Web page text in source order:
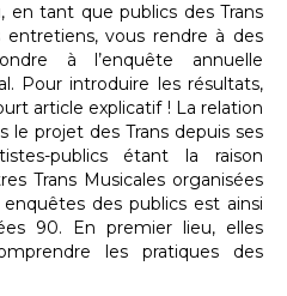
en tant que publics des Trans
entretiens, vous rendre à des
à l’enquête annuelle
Pour introduire les résultats,
article explicatif ! La relation
le projet des Trans depuis ses
publics étant la raison
Trans Musicales organisées
des publics est ainsi
90. En premier lieu, elles
les pratiques des